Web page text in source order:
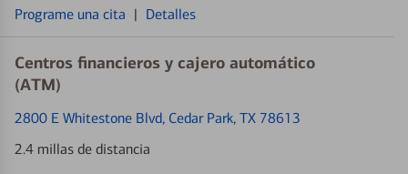
Programe una cita | Detalles
Centros financieros y cajero automático
(ATM)
2800 E Whitestone Blvd, Cedar Park, TX 78613
2.4 millas de distancia